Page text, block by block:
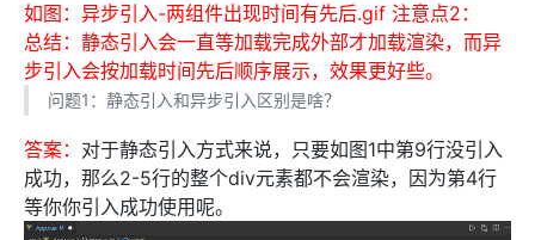
如图：异步引入-两组件出现时间有先后.gif 注意点2：
总结：静态引入会一直等加载完成外部才加载渲染，而异
步引入会按加载时间先后顺序展示，效果更好些。
问题1：静态引入和异步引入区别是啥？
答案： 对于静态引入方式来说，只要如图1中第9行没引入
成功，那么2-5行的整个div元素都不会渲染，因为第4行
等你你引入成功使用呢。